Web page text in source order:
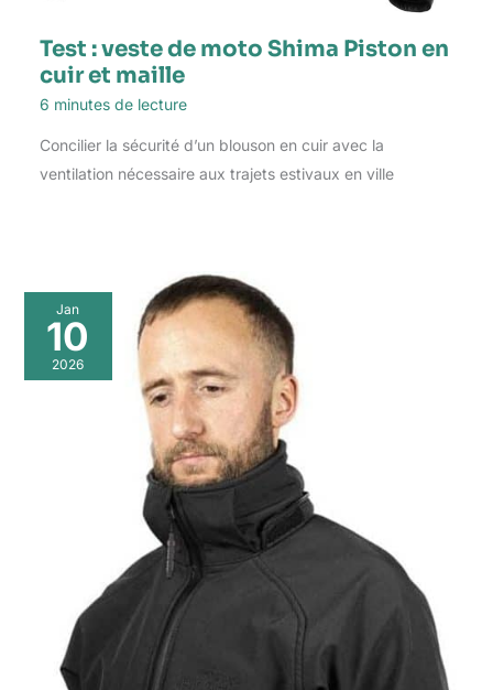
Test : veste de moto Shima Piston en
cuir et maille
6 minutes de lecture
Concilier la sécurité d’un blouson en cuir avec la
ventilation nécessaire aux trajets estivaux en ville
Jan
10
2026